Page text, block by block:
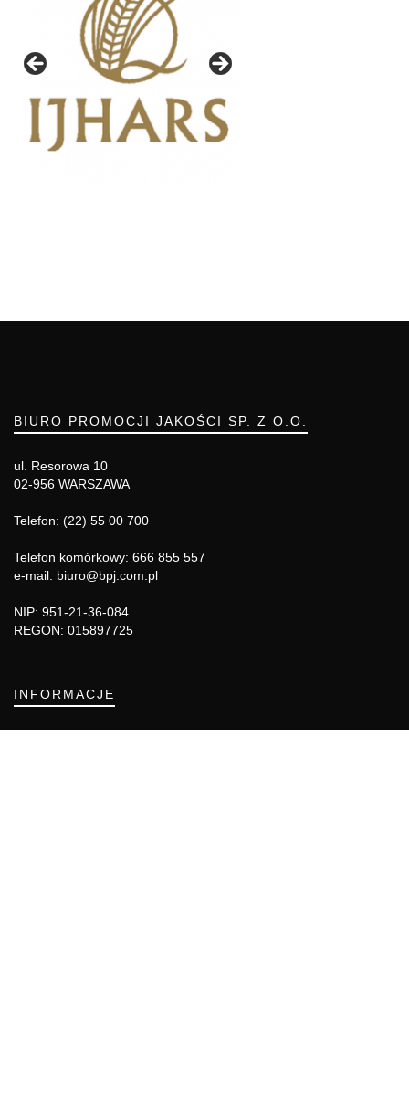
BIURO PROMOCJI JAKOŚCI SP. Z O.O.
ul. Resorowa 10
02-956 WARSZAWA
Telefon: (22) 55 00 700
Telefon komórkowy: 666 855 557
e-mail: biuro@bpj.com.pl
NIP: 951-21-36-084
REGON: 015897725
INFORMACJE